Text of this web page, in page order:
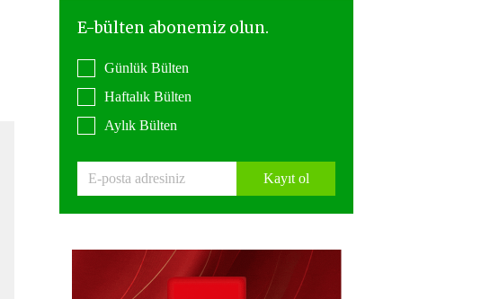
Günlük Bülten
Haftalık Bülten
Aylık Bülten
Kayıt ol